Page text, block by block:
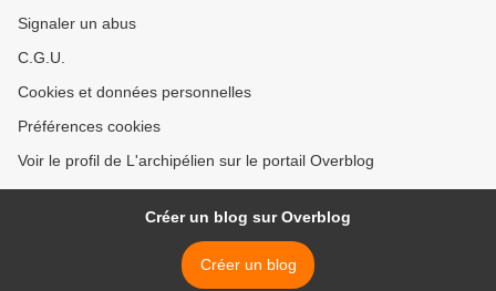
Signaler un abus
C.G.U.
Cookies et données personnelles
Préférences cookies
Voir le profil de L'archipélien sur le portail Overblog
Créer un blog sur Overblog
Créer un blog